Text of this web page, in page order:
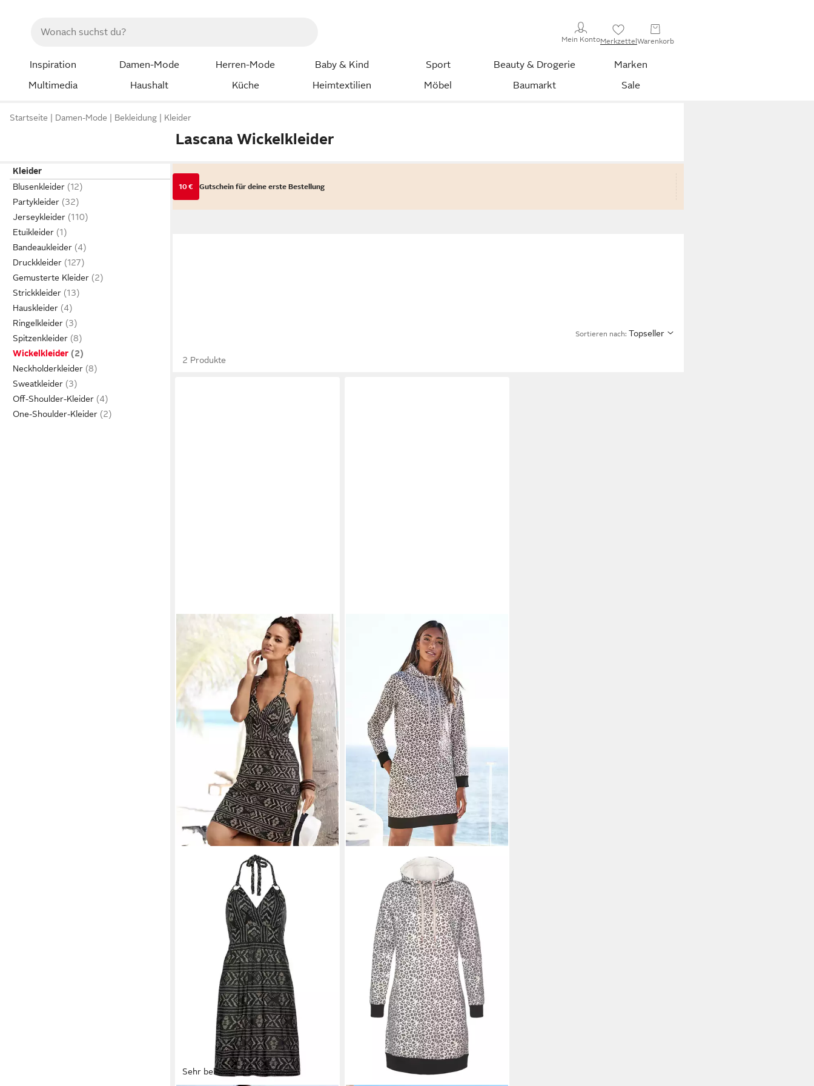
Mein KontoMerkzettelWarenkorb
Inspiration Damen-Mode Herren-Mode Baby & Kind Sport Beauty & Drogerie
Marken
Multimedia
Haushalt Küche Heimtextilien Möbel Baumarkt Sale
Startseite Damen-Mode Bekleidung Kleider
Lascana Wickelkleider
Kleider
Blusenkleider
Partykleider
Jerseykleider
Etuikleider
Bandeaukleider
Druckkleider
Gemusterte Kleider
Strickkleider
Hauskleider
Ringelkleider
Spitzenkleider
Wickelkleider
Neckholderkleider
Sweatkleider
Off-Shoulder-Kleider
One-Shoulder-Kleider
10 € Gutschein für deine erste Bestellung
Sortieren nach: Topseller
2 Produkte
Sehr beliebtFast ausverkauft